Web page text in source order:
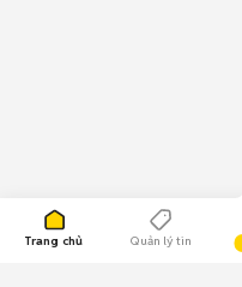
Trang chủ Quản lý tin